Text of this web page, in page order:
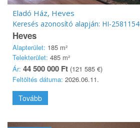
Eladó Ház, Heves
Keresés azonosító alapján: HI-2581154
Heves
Alapterület: 185 m²
Telekterület: 485 m²
Ár: 44 500 000 Ft (121 585 €)
Feltöltés dátuma: 2026.06.11.
Tovább